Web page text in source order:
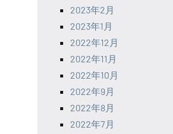
2023年2月
2023年1月
2022年12月
2022年11月
2022年10月
2022年9月
2022年8月
2022年7月